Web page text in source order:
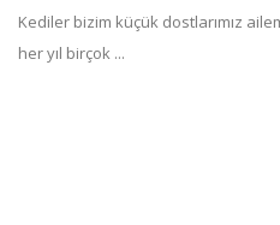
Kediler bizim küçük dostlarımız
her yıl birçok ...